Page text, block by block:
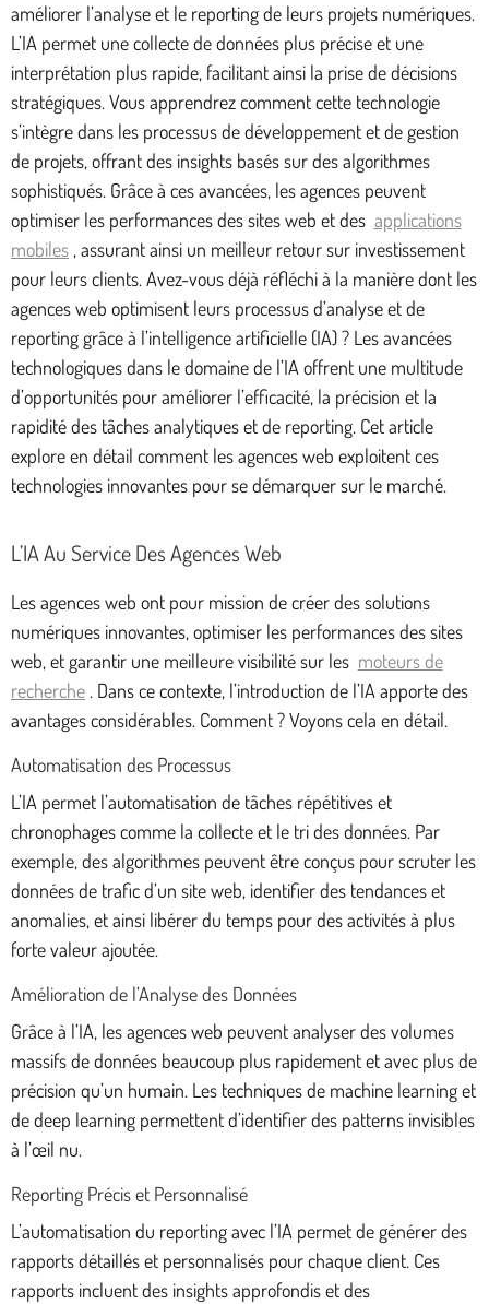
améliorer l’analyse et le reporting de leurs projets numériques.
L’IA permet une collecte de données plus précise et une
interprétation plus rapide, facilitant ainsi la prise de décisions
stratégiques. Vous apprendrez comment cette technologie
s’intègre dans les processus de développement et de gestion
de projets, offrant des insights basés sur des algorithmes
sophistiqués. Grâce à ces avancées, les agences peuvent
optimiser les performances des sites web et des applications
mobiles , assurant ainsi un meilleur retour sur investissement
pour leurs clients. Avez-vous déjà réfléchi à la manière dont les
agences web optimisent leurs processus d’analyse et de
reporting grâce à l’intelligence artificielle (IA) ? Les avancées
technologiques dans le domaine de l’IA offrent une multitude
d’opportunités pour améliorer l’efficacité, la précision et la
rapidité des tâches analytiques et de reporting. Cet article
explore en détail comment les agences web exploitent ces
technologies innovantes pour se démarquer sur le marché.
L’IA Au Service Des Agences Web
Les agences web ont pour mission de créer des solutions
numériques innovantes, optimiser les performances des sites
web, et garantir une meilleure visibilité sur les moteurs de
recherche . Dans ce contexte, l’introduction de l’IA apporte des
avantages considérables. Comment ? Voyons cela en détail.
Automatisation des Processus
L’IA permet l’automatisation de tâches répétitives et
chronophages comme la collecte et le tri des données. Par
exemple, des algorithmes peuvent être conçus pour scruter les
données de trafic d’un site web, identifier des tendances et
anomalies, et ainsi libérer du temps pour des activités à plus
forte valeur ajoutée.
Amélioration de l’Analyse des Données
Grâce à l’IA, les agences web peuvent analyser des volumes
massifs de données beaucoup plus rapidement et avec plus de
précision qu’un humain. Les techniques de machine learning et
de deep learning permettent d’identifier des patterns invisibles
à l’œil nu.
Reporting Précis et Personnalisé
L’automatisation du reporting avec l’IA permet de générer des
rapports détaillés et personnalisés pour chaque client. Ces
rapports incluent des insights approfondis et des